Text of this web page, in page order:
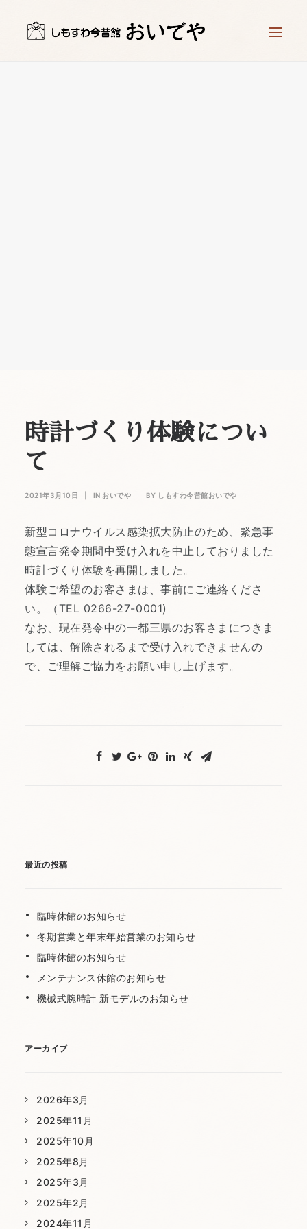
時計づくり体験につい
て
2021年3月10日 IN おいでや BY しもすわ今昔館おいでや
新型コロナウイルス感染拡大防止のため、緊急事
態宣言発令期間中受け入れを中止しておりました
時計づくり体験を再開しました。
体験ご希望のお客さまは、事前にご連絡くださ
い。（TEL 0266-27-0001)
なお、現在発令中の一都三県のお客さまにつきま
しては、解除されるまで受け入れできませんの
で、ご理解ご協力をお願い申し上げます。
最近の投稿
臨時休館のお知らせ
冬期営業と年末年始営業のお知らせ
臨時休館のお知らせ
メンテナンス休館のお知らせ
機械式腕時計 新モデルのお知らせ
アーカイブ
2026年3月
2025年11月
2025年10月
2025年8月
2025年3月
2025年2月
2024年11月